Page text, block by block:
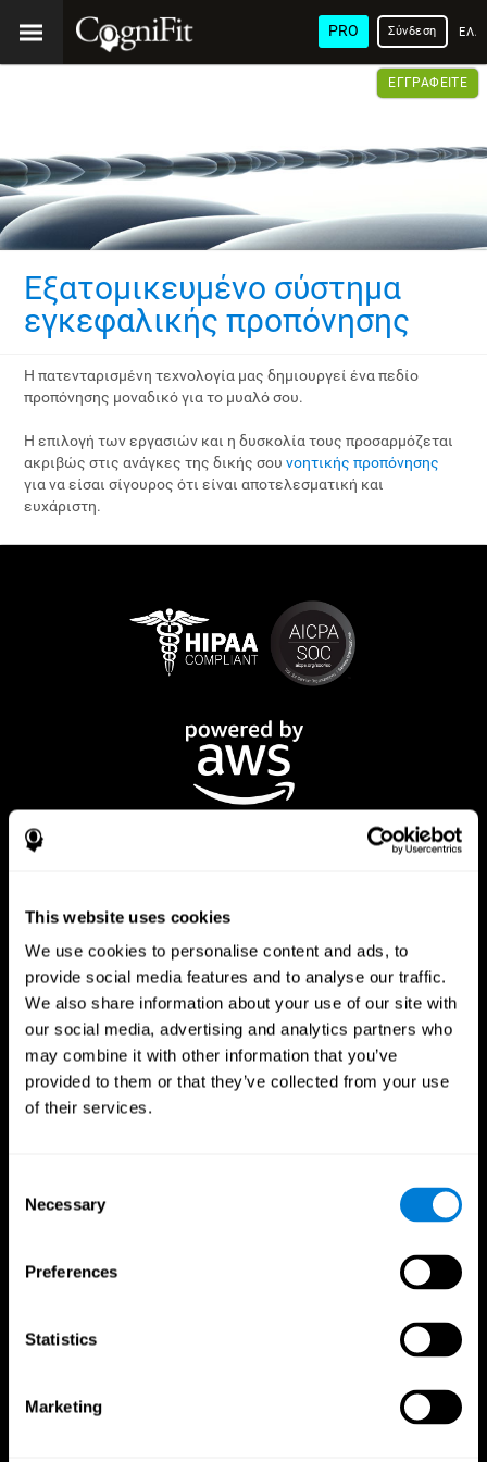
This website uses cookies
We use cookies to personalise content and ads, to
provide social media features and to analyse our traffic.
We also share information about your use of our site with
our social media, advertising and analytics partners who
may combine it with other information that you’ve
provided to them or that they’ve collected from your use
of their services.
Selection
Necessary
Preferences
Statistics
Marketing
PRO Σύνδεση
ΕΓΓΡΑΦΕΊΤΕ
Εξατομικευμένο σύστημα
εγκεφαλικής προπόνησης
Η πατενταρισμένη τεχνολογία μας δημιουργεί ένα πεδίο
προπόνησης μοναδικό για το μυαλό σου.
Η επιλογή των εργασιών και η δυσκολία τους προσαρμόζεται
ακριβώς στις ανάγκες της δικής σουνοητικής προπόνησης
για να είσαι σίγουρος ότι είναι αποτελεσματική και
ευχάριστη.
Εφαρμογή CogniFit
Οι νευρώνες
Επικύρωση Ψηφιακής
Παιχνίδια Υπολογιστή
Υγιείς Ενήλικες